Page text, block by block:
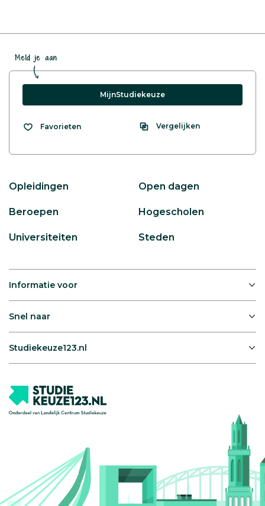
Meld je aan
MijnStudiekeuze
Favorieten Vergelijken
Opleidingen Open dagen
Beroepen Hogescholen
Universiteiten Steden
Informatie voor
Snel naar
Studiekeuze123.nl